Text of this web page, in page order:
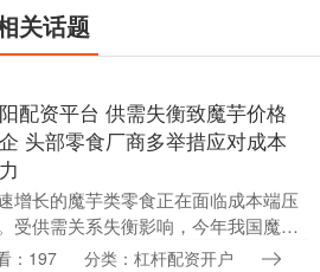
关话题
配资平台 供需失衡致魔芋价格
头部零食厂商多举措应对成本
增长的魔芋类零食正在面临成本端压
受供需关系失衡影响，今年我国魔芋
价格维持高位，相关休闲零食企业品
：197 分类：杠杆配资开户